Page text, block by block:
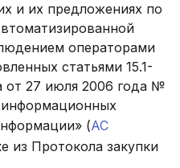
и их предложениях по
операторами
статьями 15.1-
от 27 июля 2006 года №
(АС
из Протокола закупки